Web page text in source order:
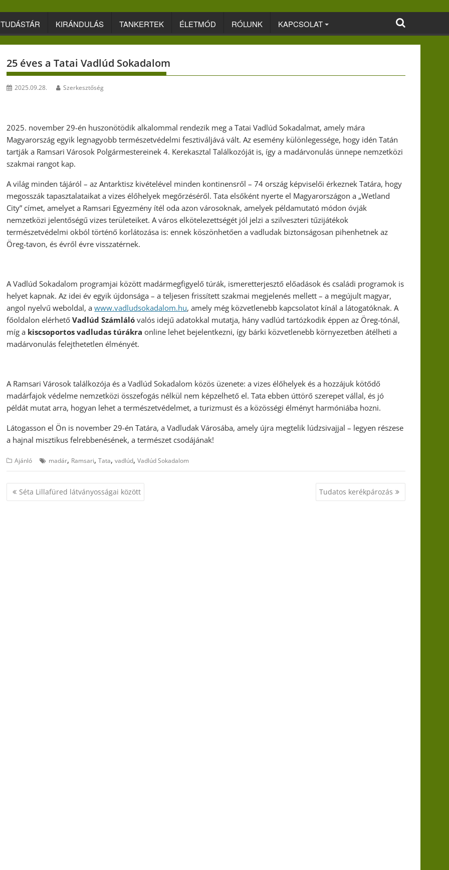
TUDÁSTÁR KIRÁNDULÁS TANKERTEK ÉLETMÓD RÓLUNK KAPCSOLAT
25 éves a Tatai Vadlúd Sokadalom
2025.09.28. Szerkesztőség
2025. november 29-én huszonötödik alkalommal rendezik meg a Tatai Vadlúd Sokadalmat, amely mára
Magyarország egyik legnagyobb természetvédelmi fesztiváljává vált. Az esemény különlegessége, hogy idén Tatán
tartják a Ramsari Városok Polgármestereinek 4. Kerekasztal Találkozóját is, így a madárvonulás ünnepe nemzetközi
szakmai rangot kap.
A világ minden tájáról – az Antarktisz kivételével minden kontinensről – 74 ország képviselői érkeznek Tatára, hogy
megosszák tapasztalataikat a vizes élőhelyek megőrzéséről. Tata elsőként nyerte el Magyarországon a „Wetland
City” címet, amelyet a Ramsari Egyezmény ítél oda azon városoknak, amelyek példamutató módon óvják
nemzetközi jelentőségű vizes területeiket. A város elkötelezettségét jól jelzi a szilveszteri tűzijátékok
természetvédelmi okból történő korlátozása is: ennek köszönhetően a vadludak biztonságosan pihenhetnek az
Öreg-tavon, és évről évre visszatérnek.
A Vadlúd Sokadalom programjai között madármegfigyelő túrák, ismeretterjesztő előadások és családi programok is
helyet kapnak. Az idei év egyik újdonsága – a teljesen frissített szakmai megjelenés mellett – a megújult magyar,
angol nyelvű weboldal, awww.vadludsokadalom.hu, amely még közvetlenebb kapcsolatot kínál a látogatóknak. A
főoldalon elérhetőVadlúd Számláló valós idejű adatokkal mutatja, hány vadlúd tartózkodik éppen az Öreg-tónál,
míg a kiscsoportos vadludas túrákra online lehet bejelentkezni, így bárki közvetlenebb környezetben átélheti a
madárvonulás felejthetetlen élményét.
A Ramsari Városok találkozója és a Vadlúd Sokadalom közös üzenete: a vizes élőhelyek és a hozzájuk kötődő
madárfajok védelme nemzetközi összefogás nélkül nem képzelhető el. Tata ebben úttörő szerepet vállal, és jó
példát mutat arra, hogyan lehet a természetvédelmet, a turizmust és a közösségi élményt harmóniába hozni.
Látogasson el Ön is november 29-én Tatára, a Vadludak Városába, amely újra megtelik lúdzsivajjal – legyen részese
a hajnal misztikus felrebbenésének, a természet csodájának!
Ajánló madár, Ramsari,Tata,vadlúd,Vadlúd Sokadalom
Bejegyzés
navigáció
Séta Lillafüred látványosságai között Tudatos kerékpározás